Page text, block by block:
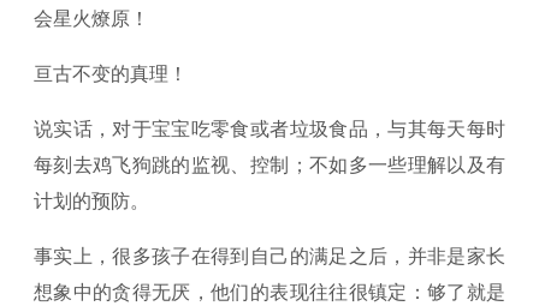
会星火燎原！
亘古不变的真理！
说实话，对于宝宝吃零食或者垃圾食品，与其每天每时
每刻去鸡飞狗跳的监视、控制；不如多一些理解以及有
计划的预防。
事实上，很多孩子在得到自己的满足之后，并非是家长
想象中的贪得无厌，他们的表现往往很镇定：够了就是